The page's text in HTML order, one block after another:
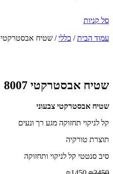
סל קניות
עמוד הבית/ כללי/ שטיח אבסטרקטי 8007
הנחה
שטיח אבסטרקטי 8007
שטיח אבסטרקטי צבעוני
קל לניקוי תחזוקה מגע רך ונעים
תוצרת טורקיה
סיב סנטטי קל לניקוי ותחזוקה
המחיר